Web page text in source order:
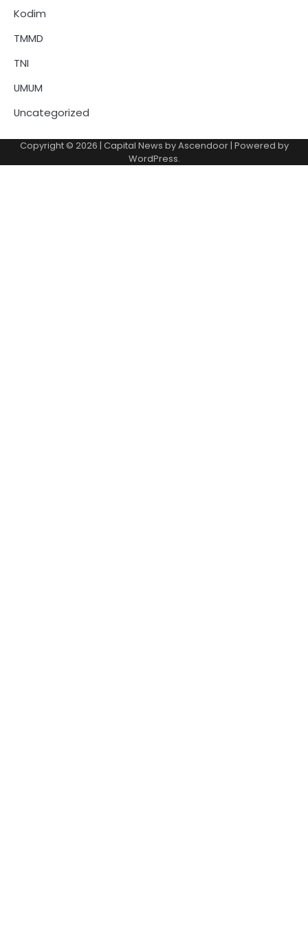
Kodim
TMMD
TNI
UMUM
Uncategorized
Copyright © 2026 | Capital News byAscendoor| Powered by
WordPress.